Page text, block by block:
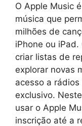
O Apple Music
música que
milhões de
iPhone ou
criar listas de
explorar novas
acesso a
exclusivo.
usar o Apple
inscrição até a